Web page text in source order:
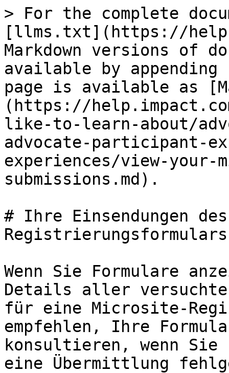
> For the complete
[llms.txt](https://
Markdown versions of
available by
page is available as
(https://
like-to-learn-about/
advocate-participant-
experiences/view-
submissions.md).
# Ihre Einsendungen
Wenn Sie Formulare
Details aller
für eine Microsite-
empfehlen, Ihre
konsultieren, wenn Sie
eine Übermittlung